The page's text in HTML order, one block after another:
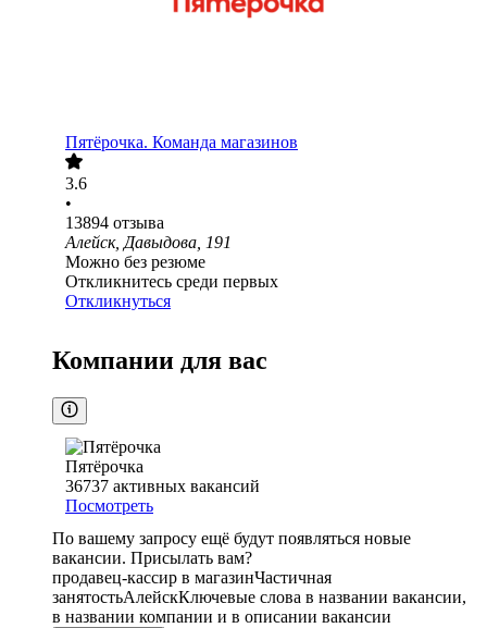
Пятёрочка. Команда магазинов
3.6
•
13894 отзыва
Алейск, Давыдова, 191
Можно без резюме
Откликнитесь среди первых
Откликнуться
Компании для вас
Пятёрочка
36737 активных вакансий
Посмотреть
По вашему запросу ещё будут появляться новые
вакансии. Присылать вам?
продавец-кассир в магазинЧастичная
занятостьАлейскКлючевые слова в названии вакансии,
в названии компании и в описании вакансии